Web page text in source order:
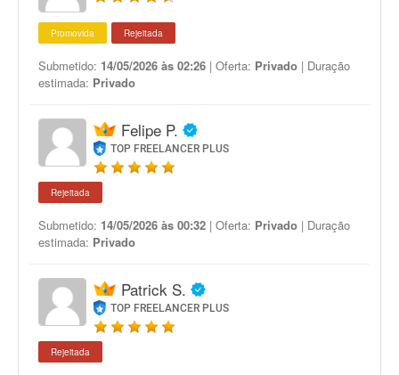
Promovida Rejeitada
Submetido: 14/05/2026 às 02:26 | Oferta: Privado | Duração
estimada: Privado
Felipe P.
TOP FREELANCER PLUS
Rejeitada
Submetido: 14/05/2026 às 00:32 | Oferta: Privado | Duração
estimada: Privado
Patrick S.
TOP FREELANCER PLUS
Rejeitada